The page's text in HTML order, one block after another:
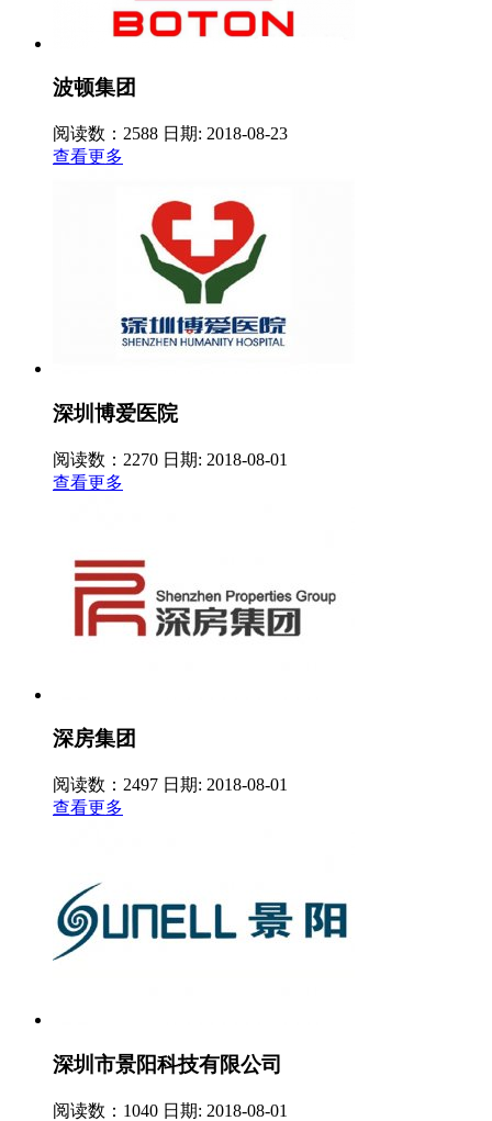
波顿集团
阅读数：2588 日期: 2018-08-23
查看更多
深圳博爱医院
阅读数：2270 日期: 2018-08-01
查看更多
深房集团
阅读数：2497 日期: 2018-08-01
查看更多
深圳市景阳科技有限公司
阅读数：1040 日期: 2018-08-01